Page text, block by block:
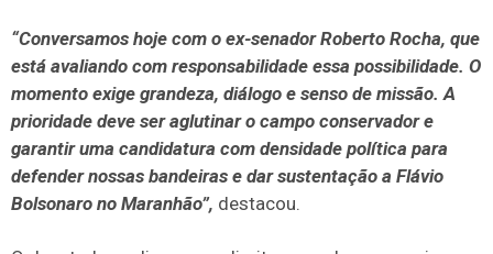
“Conversamos hoje com o ex-senador Roberto Rocha, que
está avaliando com responsabilidade essa possibilidade. O
momento exige grandeza, diálogo e senso de missão. A
prioridade deve ser aglutinar o campo conservador e
garantir uma candidatura com densidade política para
defender nossas bandeiras e dar sustentação a Flávio
Bolsonaro no Maranhão”, destacou.